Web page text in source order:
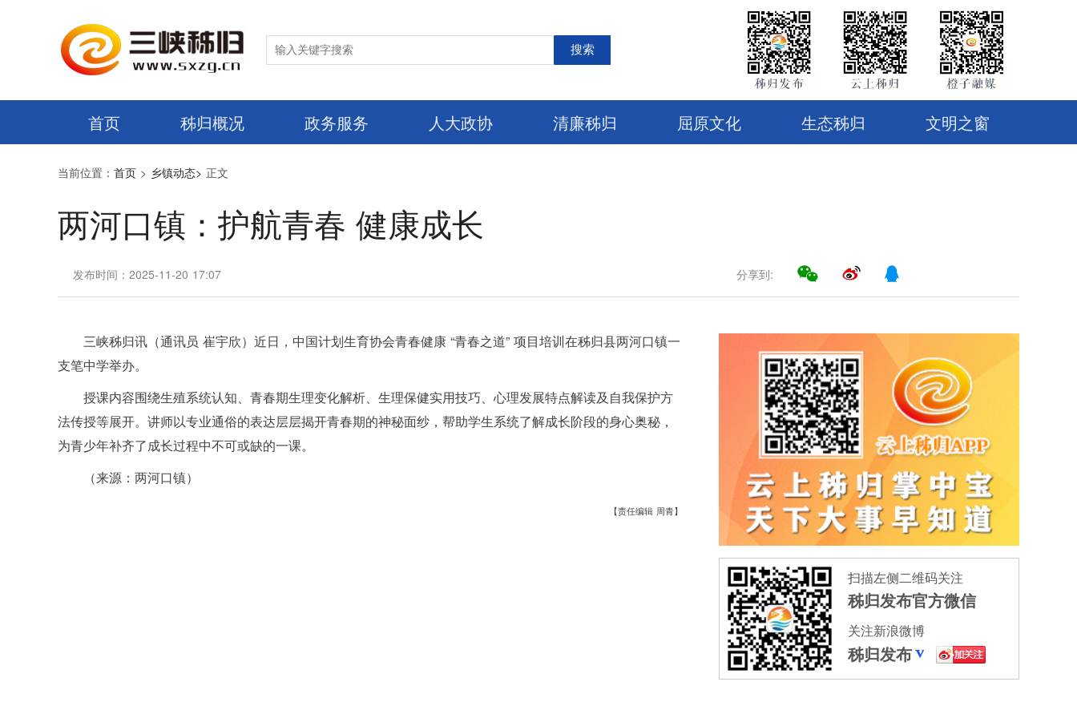
搜索
首页 秭归概况 政务服务 人大政协 清廉秭归 屈原文化 生态秭归 文明之窗
当前位置： 首页 > 乡镇动态> 正文
两河口镇：护航青春 健康成长
发布时间：2025-11-20 17:07 分享到:
三峡秭归讯（通讯员 崔宇欣）近日，中国计划生育协会青春健康 “青春之道” 项目培训在秭归县两河口镇一
支笔中学举办。
授课内容围绕生殖系统认知、青春期生理变化解析、生理保健实用技巧、心理发展特点解读及自我保护方
法传授等展开。讲师以专业通俗的表达层层揭开青春期的神秘面纱，帮助学生系统了解成长阶段的身心奥秘，
为青少年补齐了成长过程中不可或缺的一课。
（来源：两河口镇）
【责任编辑 周青】
扫描左侧二维码关注
秭归发布官方微信
关注新浪微博
秭归发布